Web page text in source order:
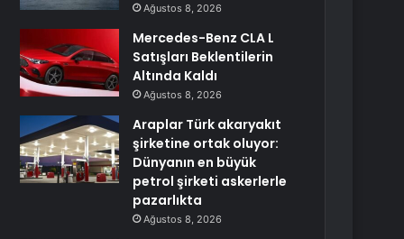
Ağustos 8, 2026
Mercedes-Benz CLA L
Satışları Beklentilerin
Altında Kaldı
Ağustos 8, 2026
Araplar Türk akaryakıt
şirketine ortak oluyor:
Dünyanın en büyük
petrol şirketi askerlerle
pazarlıkta
Ağustos 8, 2026